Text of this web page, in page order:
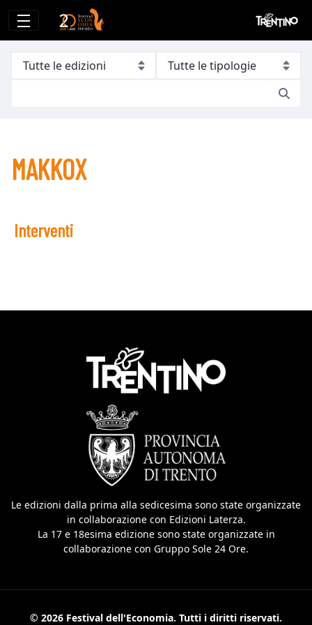
MAKKOX
MAKKOX
Interventi
Le edizioni dalla prima alla sedicesima sono state organizzate
in collaborazione con Edizioni Laterza.
La 17 e 18esima edizione sono state organizzate in
collaborazione con Gruppo Sole 24 Ore.
© 2026 Festival dell'Economia. Tutti i diritti riservati.